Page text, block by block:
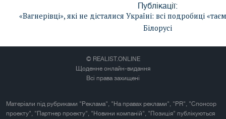
Публікації:
«Вагнерівці», які не дісталися Україні: всі подробиці
Білорусі
© REALIST.ONLINE
Щоденне онлайн-видання
Всі права захищені
Матеріали під рубриками "Реклама", "На правах реклами", "PR", "Спонсор
проекту", "Партнер проекту", "Новини компаній", "Позиція" публікуються